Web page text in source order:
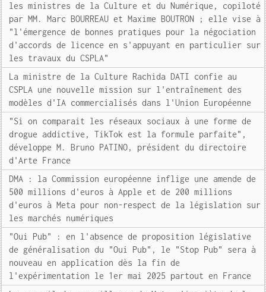
les ministres de la Culture et du Numérique, copiloté
par MM. Marc BOURREAU et Maxime BOUTRON ; elle vise à
"l'émergence de bonnes pratiques pour la négociation
d'accords de licence en s'appuyant en particulier sur
les travaux du CSPLA"
La ministre de la Culture Rachida DATI confie au
CSPLA une nouvelle mission sur l'entraînement des
modèles d'IA commercialisés dans l'Union Européenne
"Si on comparait les réseaux sociaux à une forme de
drogue addictive, TikTok est la formule parfaite",
développe M. Bruno PATINO, président du directoire
d'Arte France
DMA : la Commission européenne inflige une amende de
500 millions d'euros à Apple et de 200 millions
d'euros à Meta pour non-respect de la législation sur
les marchés numériques
"Oui Pub" : en l'absence de proposition législative
de généralisation du "Oui Pub", le "Stop Pub" sera à
nouveau en application dès la fin de
l'expérimentation le 1er mai 2025 partout en France